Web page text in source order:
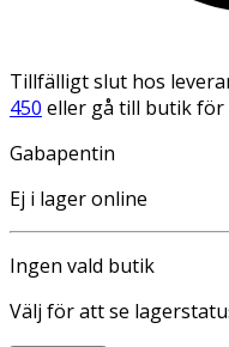
Tillfälligt slut hos
450 eller gå till butik för
Gabapentin
Ej i lager online
Ingen vald butik
Välj för att se